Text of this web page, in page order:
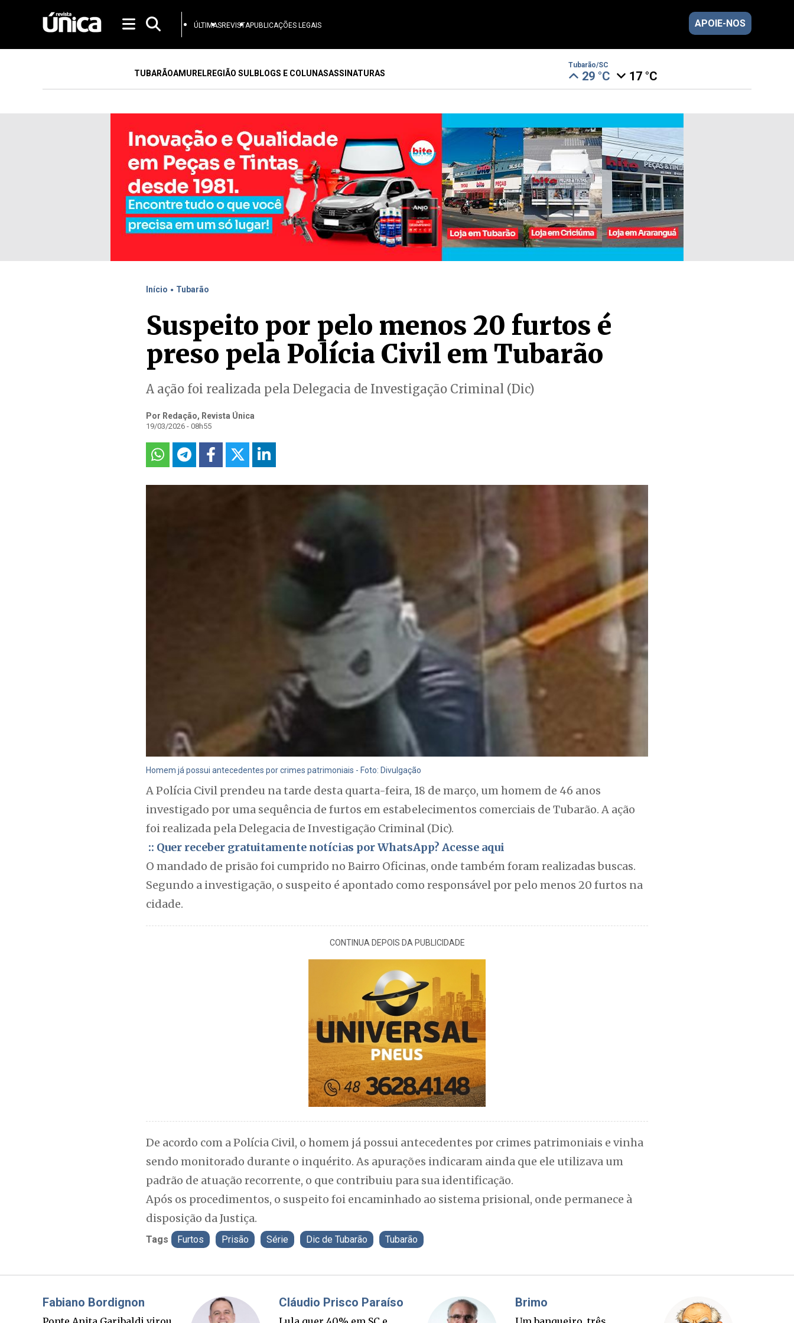
ÚLTIMASREVISTAPUBLICAÇÕES LEGAIS APOIE-NOS
TUBARÃOAMURELREGIÃO SULBLOGS E COLUNASASSINATURAS
Tubarão/SC
29 °C 17 °C
Início . Tubarão
Suspeito por pelo menos 20 furtos é
preso pela Polícia Civil em Tubarão
A ação foi realizada pela Delegacia de Investigação Criminal (Dic)
Por Redação, Revista Única
19/03/2026 - 08h55
Homem já possui antecedentes por crimes patrimoniais - Foto: Divulgação
A Polícia Civil prendeu na tarde desta quarta-feira, 18 de março, um homem de 46 anos
investigado por uma sequência de furtos em estabelecimentos comerciais de Tubarão. A ação
foi realizada pela Delegacia de Investigação Criminal (Dic).
:: Quer receber gratuitamente notícias por WhatsApp? Acesse aqui
O mandado de prisão foi cumprido no Bairro Oficinas, onde também foram realizadas buscas.
Segundo a investigação, o suspeito é apontado como responsável por pelo menos 20 furtos na
cidade.
CONTINUA DEPOIS DA PUBLICIDADE
De acordo com a Polícia Civil, o homem já possui antecedentes por crimes patrimoniais e vinha
sendo monitorado durante o inquérito. As apurações indicaram ainda que ele utilizava um
padrão de atuação recorrente, o que contribuiu para sua identificação.
Após os procedimentos, o suspeito foi encaminhado ao sistema prisional, onde permanece à
disposição da Justiça.
Tags Furtos Prisão Série Dic de Tubarão Tubarão
Misael Elias Fabiano Bordignon Cláudio Prisco Paraíso